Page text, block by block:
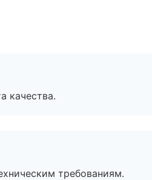
качества.
требованиям.